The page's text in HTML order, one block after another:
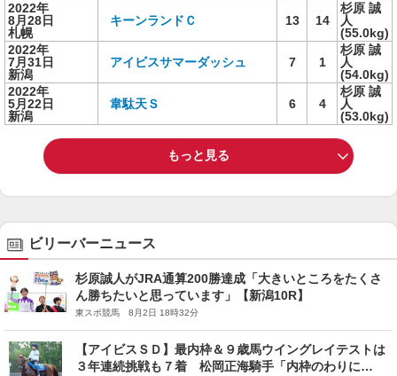
2022年
8月28日
札幌
キーンランドＣ 13 14
杉原 誠
人
(55.0kg)
2022年
7月31日
新潟
アイビスサマーダッシュ 7 1
杉原 誠
人
(54.0kg)
2022年
5月22日
新潟
韋駄天Ｓ 6 4
杉原 誠
人
(53.0kg)
もっと見る
ビリーバーニュース
杉原誠人がJRA通算200勝達成「大きいところをたくさ
ん勝ちたいと思っています」【新潟10R】
東スポ競馬 8月2日 18時32分
【アイビスＳＤ】最内枠＆９歳馬ウイングレイテストは
３年連続挑戦も７着 松岡正海騎手「内枠のわりに